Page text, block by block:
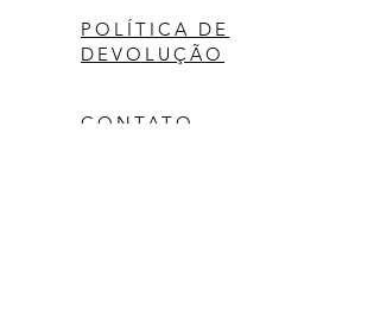
POLÍTICA DE
DEVOLUÇÃO
CONTATO